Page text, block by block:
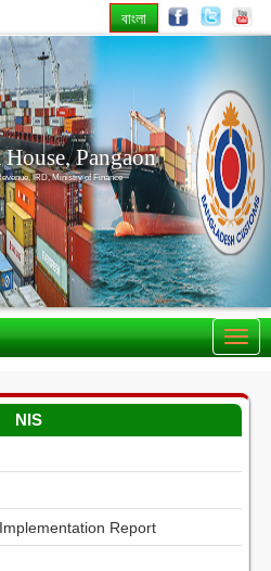
বাংলা
Pangaon
IRD, Ministry of Finance
NIS
Report